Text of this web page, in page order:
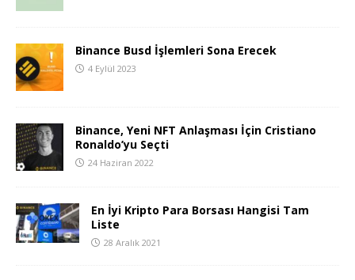
Binance Busd İşlemleri Sona Erecek
4 Eylül 2023
Binance, Yeni NFT Anlaşması İçin Cristiano
Ronaldo’yu Seçti
24 Haziran 2022
En İyi Kripto Para Borsası Hangisi Tam
Liste
28 Aralık 2021